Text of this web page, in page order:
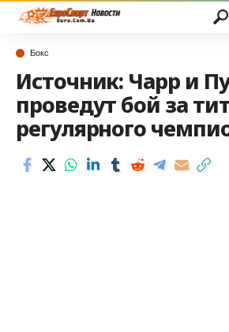
Бокс
Источник: Чарр и
проведут бой за
регулярного